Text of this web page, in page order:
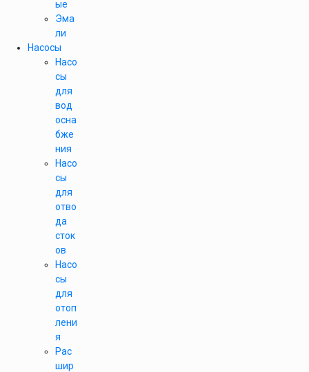
ые
Эма
ли
Насосы
Насо
сы
для
вод
осна
бже
ния
Насо
сы
для
отво
да
сток
ов
Насо
сы
для
отоп
лени
я
Рас
шир